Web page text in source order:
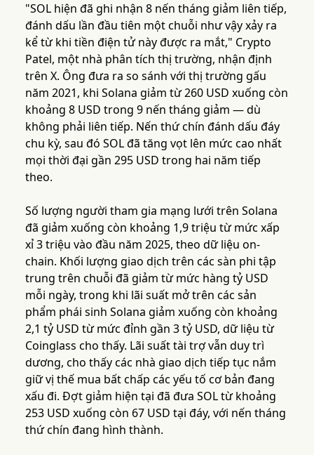
"SOL hiện đã ghi nhận 8 nến tháng giảm liên tiếp,
đánh dấu lần đầu tiên một chuỗi như vậy xảy ra
kể từ khi tiền điện tử này được ra mắt," Crypto
Patel, một nhà phân tích thị trường, nhận định
trên X. Ông đưa ra so sánh với thị trường gấu
năm 2021, khi Solana giảm từ 260 USD xuống còn
khoảng 8 USD trong 9 nến tháng giảm — dù
không phải liên tiếp. Nến thứ chín đánh dấu đáy
chu kỳ, sau đó SOL đã tăng vọt lên mức cao nhất
mọi thời đại gần 295 USD trong hai năm tiếp
theo.
Số lượng người tham gia mạng lưới trên Solana
đã giảm xuống còn khoảng 1,9 triệu từ mức xấp
xỉ 3 triệu vào đầu năm 2025, theo dữ liệu on-
chain. Khối lượng giao dịch trên các sàn phi tập
trung trên chuỗi đã giảm từ mức hàng tỷ USD
mỗi ngày, trong khi lãi suất mở trên các sản
phẩm phái sinh Solana giảm xuống còn khoảng
2,1 tỷ USD từ mức đỉnh gần 3 tỷ USD, dữ liệu từ
Coinglass cho thấy. Lãi suất tài trợ vẫn duy trì
dương, cho thấy các nhà giao dịch tiếp tục nắm
giữ vị thế mua bất chấp các yếu tố cơ bản đang
xấu đi. Đợt giảm hiện tại đã đưa SOL từ khoảng
253 USD xuống còn 67 USD tại đáy, với nến tháng
thứ chín đang hình thành.